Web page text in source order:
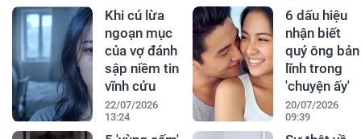
Khi cú lừa
ngoạn mục
của vợ đánh
sập niềm tin
vĩnh cửu
22/07/2026
13:24
6 dấu hiệu
nhận biết
quý ông bản
lĩnh trong
'chuyện ấy'
20/07/2026
09:39